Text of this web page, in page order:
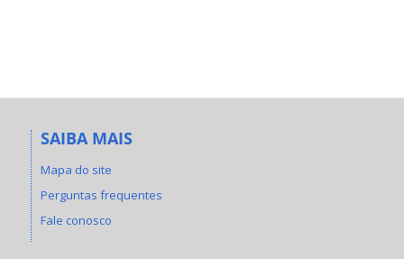
SAIBA MAIS
Mapa do site
Perguntas frequentes
Fale conosco